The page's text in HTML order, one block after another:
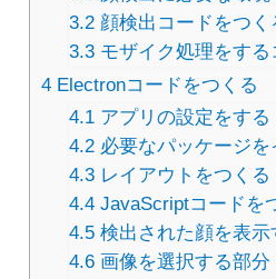
3.2 顔検出コードをつく
3.3 モザイク処理をす
4 Electronコードをつくる
4.1 アプリの設定をする
4.2 必要なパッケージ
4.3 レイアウトをつくる
4.4 JavaScriptコードを
4.5 検出された顔を表示
4.6 画像を選択する部分